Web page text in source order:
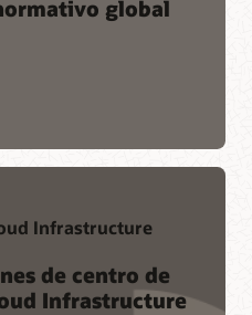
global
Infrastructure
de centro de
Infrastructure